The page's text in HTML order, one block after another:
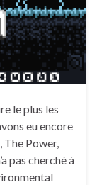
le plus les
eu encore
The Power,
pas cherché à